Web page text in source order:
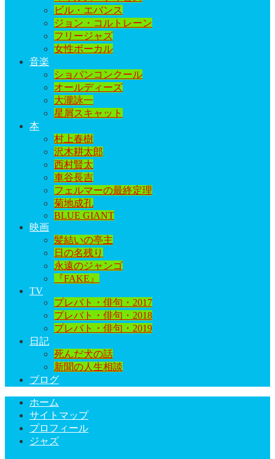
ビル・エバンス
ジョン・コルトレーン
フリージャズ
女性ボーカル
音楽
ショパンコンクール
オールディーズ
大瀧詠一
星屑スキャット
本
村上春樹
沢木耕太郎
西村賢太
車谷長吉
フェルマーの最終定理
菊地成孔
BLUE GIANT
映画
髪結いの亭主
日の名残り
永遠のジャンゴ
『FAKE』
TV
プレバト・俳句・2017
プレバト・俳句・2018
プレバト・俳句・2019
日記
死んだ犬の話
新聞の人生相談
ブログ
ホーム
サイトマップ
プロフィール
ジャズ